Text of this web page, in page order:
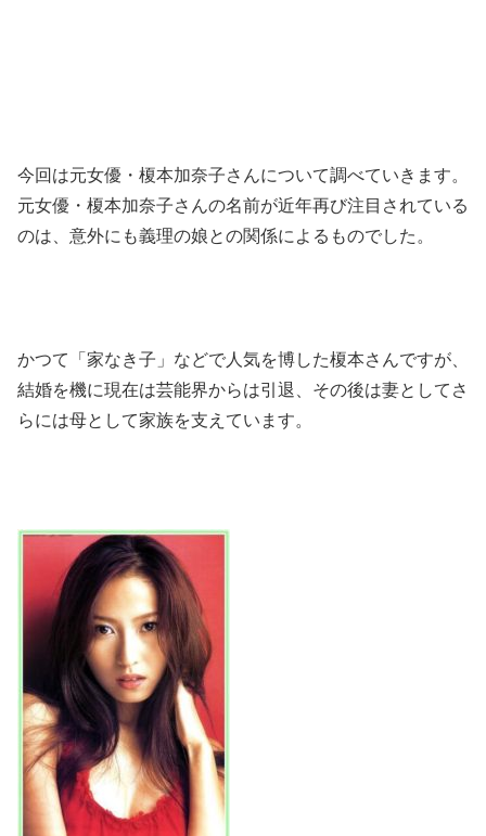
今回は元女優・榎本加奈子さんについて調べていきます。
元女優・榎本加奈子さんの名前が近年再び注目されている
のは、意外にも義理の娘との関係によるものでした。
かつて「家なき子」などで人気を博した榎本さんですが、
結婚を機に現在は芸能界からは引退、その後は妻としてさ
らには母として家族を支えています。